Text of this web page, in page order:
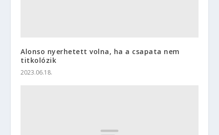
Alonso nyerhetett volna, ha a csapata nem
titkolózik
2023.06.18.